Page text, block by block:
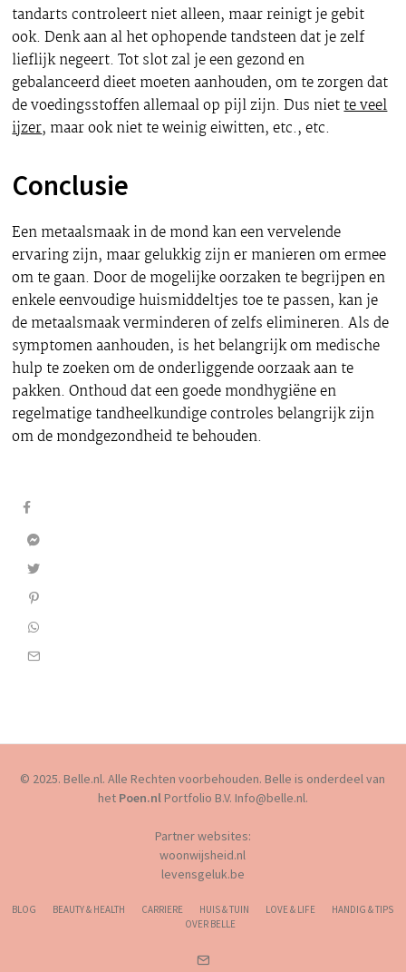
tandarts controleert niet alleen, maar reinigt je gebit
ook. Denk aan al het ophopende tandsteen dat je zelf
lieflijk negeert. Tot slot zal je een gezond en
gebalanceerd dieet moeten aanhouden, om te zorgen dat
de voedingsstoffen allemaal op pijl zijn. Dus niette veel
ijzer, maar ook niet te weinig eiwitten, etc., etc.
Conclusie
Een metaalsmaak in de mond kan een vervelende
ervaring zijn, maar gelukkig zijn er manieren om ermee
om te gaan. Door de mogelijke oorzaken te begrijpen en
enkele eenvoudige huismiddeltjes toe te passen, kan je
de metaalsmaak verminderen of zelfs elimineren. Als de
symptomen aanhouden, is het belangrijk om medische
hulp te zoeken om de onderliggende oorzaak aan te
pakken. Onthoud dat een goede mondhygiëne en
regelmatige tandheelkundige controles belangrijk zijn
om de mondgezondheid te behouden.
© 2025. Belle.nl. Alle Rechten voorbehouden. Belle is onderdeel van
het Poen.nlPortfolio B.V. Info@belle.nl.
Partner websites:
woonwijsheid.nl
levensgeluk.be
BLOG BEAUTY & HEALTH CARRIERE HUIS & TUIN LOVE & LIFE
HANDIG & TIPS
OVER BELLE